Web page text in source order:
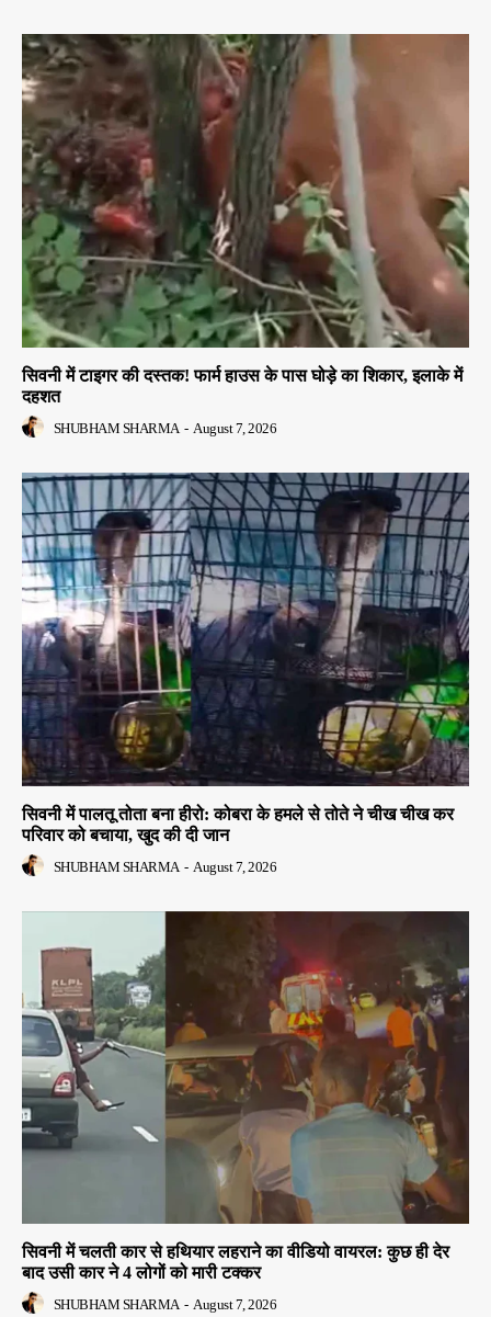
सिवनी में टाइगर की दस्तक! फार्म हाउस के पास घोड़े का शिकार, इलाके में
दहशत
SHUBHAM SHARMA - August 7, 2026
सिवनी में पालतू तोता बना हीरो: कोबरा के हमले से तोते ने चीख चीख कर
परिवार को बचाया, खुद की दी जान
SHUBHAM SHARMA - August 7, 2026
सिवनी में चलती कार से हथियार लहराने का वीडियो वायरल: कुछ ही देर
बाद उसी कार ने 4 लोगों को मारी टक्कर
SHUBHAM SHARMA - August 7, 2026